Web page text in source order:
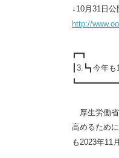
↓ 10月 31 日
http://
┏━┓
3. ┗┓ 今年も
厚生労働省
高めるため
も 2023年11 月